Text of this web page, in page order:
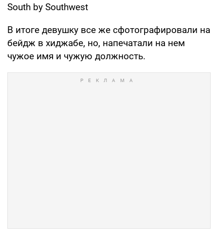
South by Southwest
В итоге девушку все же сфотографировали на
бейдж в хиджабе, но, напечатали на нем
чужое имя и чужую должность.